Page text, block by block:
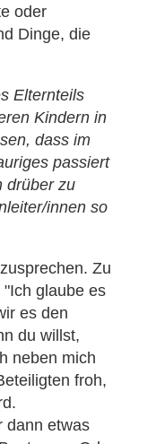
oder
Dinge, die
Elternteils
Kindern in
dass im
passiert
drüber zu
innen so
Zu
glaube es
es den
du willst,
neben mich
froh,
dann etwas